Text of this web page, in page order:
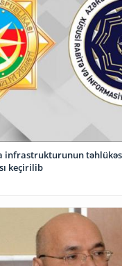
infrastrukturunun
keçirilib